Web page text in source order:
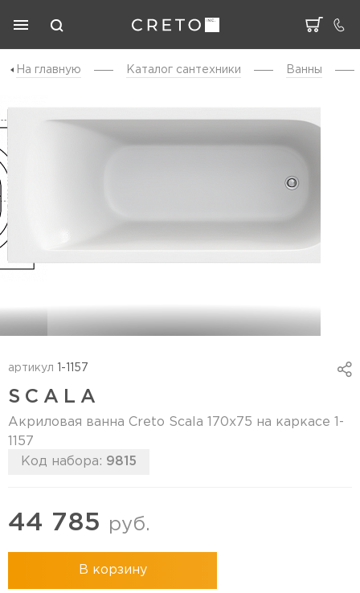
На главную Каталог cантехники Ванны
артикул 1-1157
SCALA
Акриловая ванна Creto Scala 170х75 на каркасе 1-
1157
Код набора: 9815
44 785 руб.
В корзину